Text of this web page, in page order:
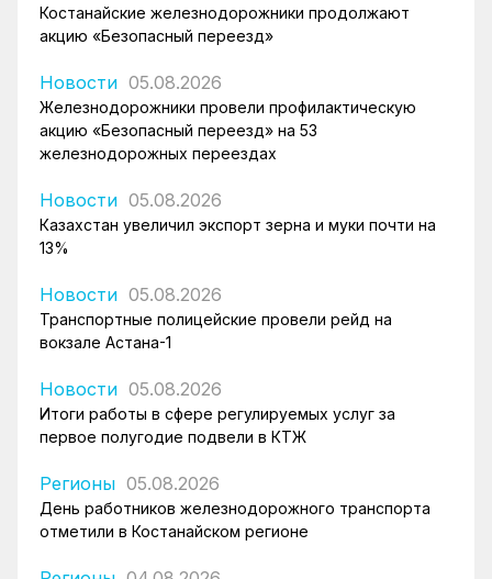
Костанайские железнодорожники продолжают
акцию «Безопасный переезд»
Новости 05.08.2026
Железнодорожники провели профилактическую
акцию «Безопасный переезд» на 53
железнодорожных переездах
Новости 05.08.2026
Казахстан увеличил экспорт зерна и муки почти на
13%
Новости 05.08.2026
Транспортные полицейские провели рейд на
вокзале Астана-1
Новости 05.08.2026
Итоги работы в сфере регулируемых услуг за
первое полугодие подвели в КТЖ
Регионы 05.08.2026
День работников железнодорожного транспорта
отметили в Костанайском регионе